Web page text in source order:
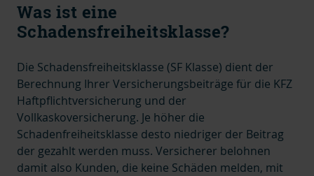
Was ist eine
Schadensfreiheitsklasse?
Die Schadensfreiheitsklasse (SF Klasse) dient der
Berechnung Ihrer Versicherungsbeiträge für die KFZ
Haftpflichtversicherung und der
Vollkaskoversicherung. Je höher die
Schadenfreiheitsklasse desto niedriger der Beitrag
der gezahlt werden muss. Versicherer belohnen
damit also Kunden, die keine Schäden melden, mit